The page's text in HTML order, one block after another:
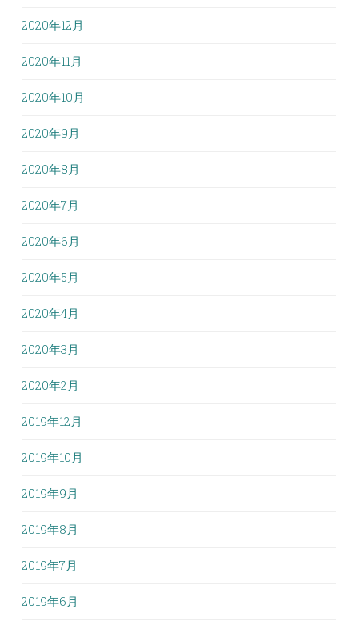
2020年12月
2020年11月
2020年10月
2020年9月
2020年8月
2020年7月
2020年6月
2020年5月
2020年4月
2020年3月
2020年2月
2019年12月
2019年10月
2019年9月
2019年8月
2019年7月
2019年6月